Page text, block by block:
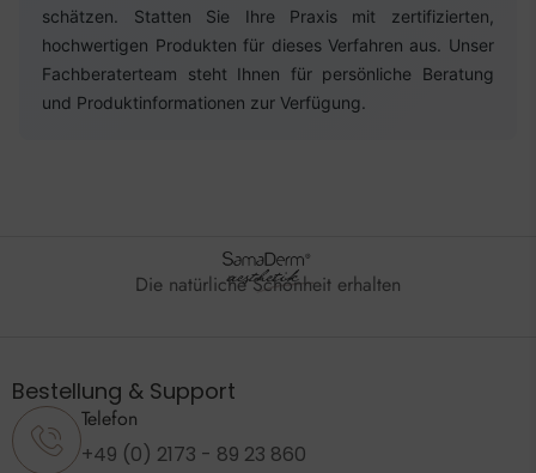
schätzen. Statten Sie Ihre Praxis mit zertifizierten,
hochwertigen Produkten für dieses Verfahren aus. Unser
Fachberaterteam steht Ihnen für persönliche Beratung
und Produktinformationen zur Verfügung.
Die natürliche Schönheit erhalten
Bestellung & Support
Telefon
+49 (0) 2173 - 89 23 860